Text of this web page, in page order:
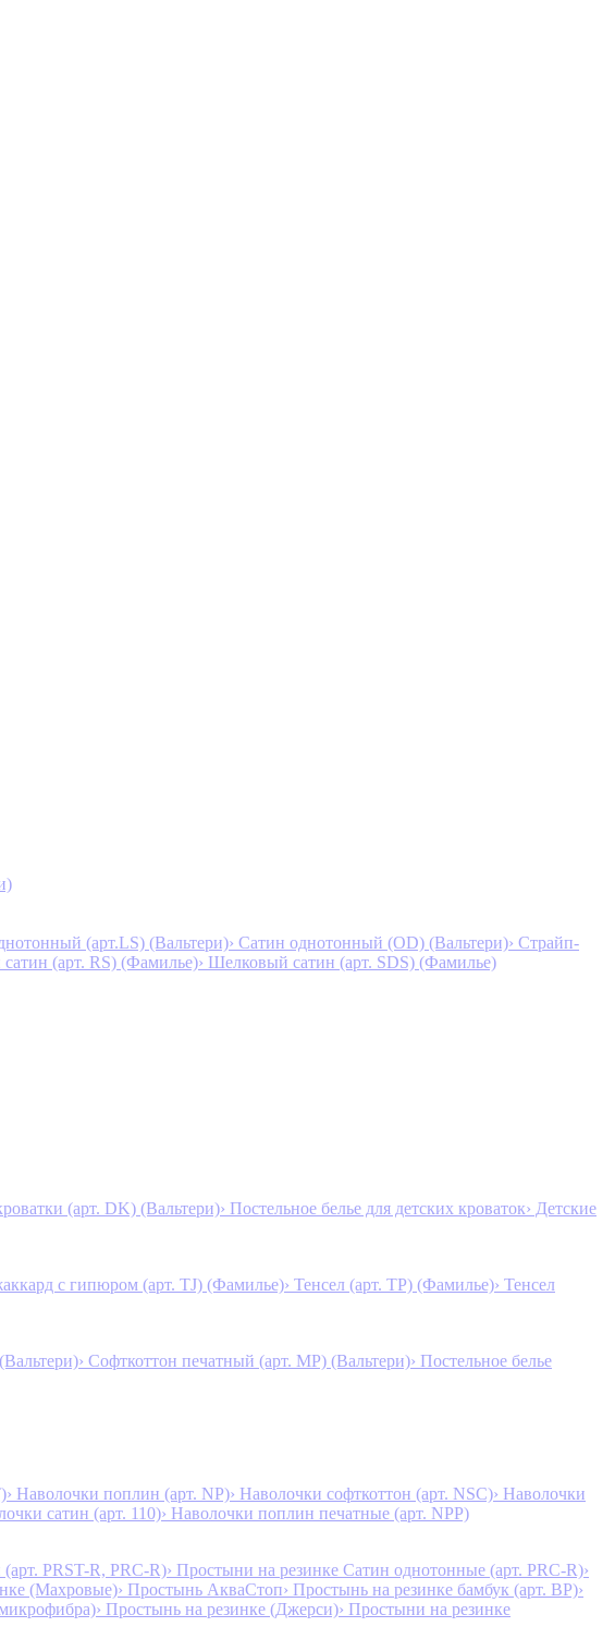
(арт.LS) (Вальтери)› Сатин однотонный (OD) (Вальтери)› Страйп-
сатин (арт. RS) (Фамилье)› Шелковый сатин (арт. SDS) (Фамилье)
(арт. DK) (Вальтери)› Постельное белье для детских кроваток› Детские
с гипюром (арт. TJ) (Фамилье)› Тенсел (арт. ТР) (Фамилье)› Тенсел
› Софткоттон печатный (арт. MР) (Вальтери)› Постельное белье
› Наволочки поплин (арт. NP)› Наволочки софткоттон (арт. NSC)› Наволочки
сатин (арт. 110)› Наволочки поплин печатные (арт. NPP)
PRST-R, PRC-R)› Простыни на резинке Сатин однотонные (арт. PRC-R)›
(Махровые)› Простынь АкваСтоп› Простынь на резинке бамбук (арт. BP)›
› Простынь на резинке (Джерси)› Простыни на резинке